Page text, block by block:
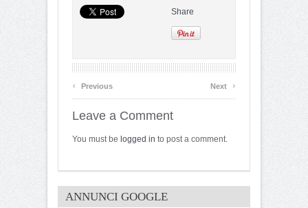
Share
‹ Previous Next ›
Leave a Comment
You must be logged in to post a comment.
ANNUNCI GOOGLE